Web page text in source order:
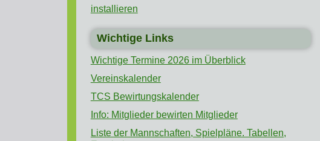
installieren
Wichtige Links
Wichtige Termine 2026 im Überblick
Vereinskalender
TCS Bewirtungskalender
Info: Mitglieder bewirten Mitglieder
Liste der Mannschaften, Spielpläne. Tabellen,